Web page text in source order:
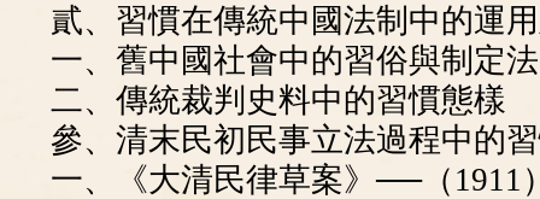
貳、習慣在傳統中國法制中的運
一、舊中國社會中的習俗與制定法
二、傳統裁判史料中的習慣態樣
參、清末民初民事立法過程中的
一、《大清民律草案》──（1911